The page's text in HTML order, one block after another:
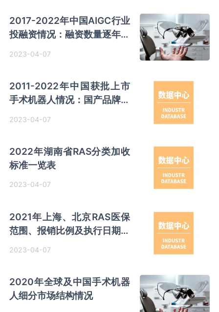
2017-2022年中国AIGC行业
投融资情况：融资数量逐年递
2023-04-07
2011-2022年中国获批上市
手术机器人情况：国产品牌陆
2023-04-07
2022年湖南省RAS分类加收
标准一览表
2023-04-07
2021年上海、北京RAS医保
范围、报销比例及执行日期情
2023-04-07
2020年全球及中国手术机器
人细分市场结构情况